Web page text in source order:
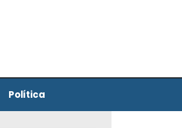
Política